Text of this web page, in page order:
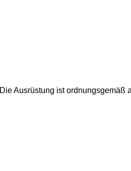
Die Ausrüstung ist ordnungsgemäß